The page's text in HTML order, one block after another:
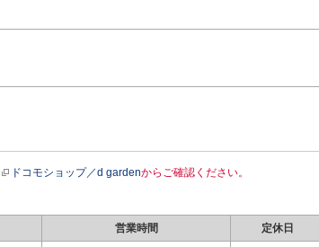
ドコモショップ／d gardenからご確認ください。
営業時間 定休日